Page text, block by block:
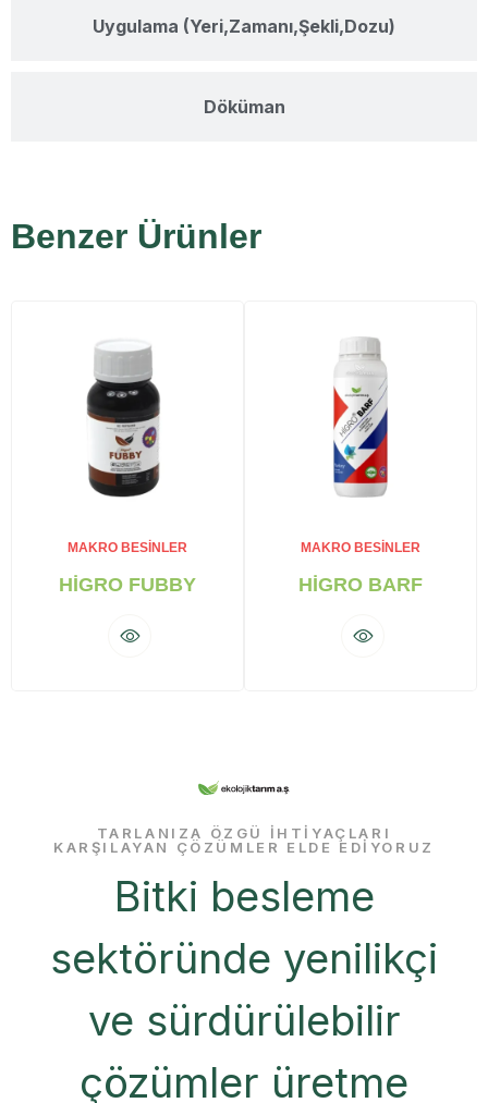
Uygulama (Yeri,Zamanı,Şekli,Dozu)
Döküman
Benzer Ürünler
MAKRO BESINLER
HİGRO FUBBY
MAKRO BESINLER
HİGRO BARF
TARLANIZA ÖZGÜ IHTIYAÇLARI
KARŞILAYAN ÇÖZÜMLER ELDE EDIYORUZ
Bitki besleme
sektöründe yenilikçi
ve sürdürülebilir
çözümler üretme